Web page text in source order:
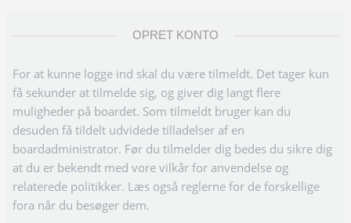
OPRET KONTO
For at kunne logge ind skal du være tilmeldt. Det tager kun
få sekunder at tilmelde sig, og giver dig langt flere
muligheder på boardet. Som tilmeldt bruger kan du
desuden få tildelt udvidede tilladelser af en
boardadministrator. Før du tilmelder dig bedes du sikre dig
at du er bekendt med vore vilkår for anvendelse og
relaterede politikker. Læs også reglerne for de forskellige
fora når du besøger dem.